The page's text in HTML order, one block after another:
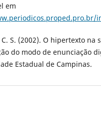
em
C. S. (2002). O hipertexto na
do modo de enunciação
Estadual de Campinas.